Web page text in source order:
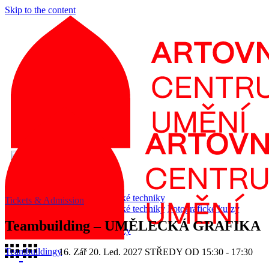
Skip to the content
Umělecké grafické techniky
Umělecké grafické techniky Fotografické kurzy
Ostatní Kurzy
Fotografické kurzy
16. Zář 20. Led. 2027 STŘEDY OD 15:30 - 17:30
Tickets & Admission
Teambuilding – UMĚLECKÁ GRAFIKA
Teambuildingy